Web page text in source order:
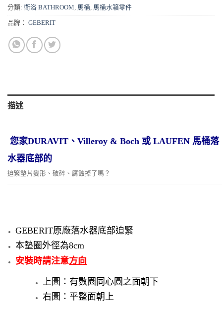
分類: 衛浴 BATHROOM, 馬桶, 馬桶水箱零件
品牌： GEBERIT
描述
您家DURAVIT、Villeroy & Boch 或 LAUFEN 馬桶落
水器底部的
迫緊墊片變形、破碎、腐蝕掉了嗎？
GEBERIT原廠落水器底部迫緊
本墊圈外徑為8cm
安裝時請注意方向
上圖：有數圈同心圓之面朝下
右圖：平整面朝上